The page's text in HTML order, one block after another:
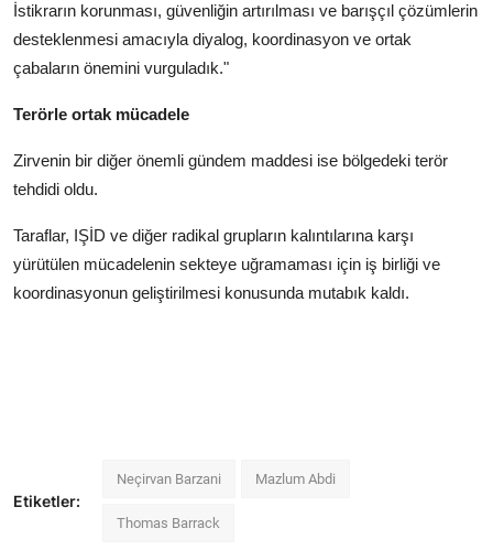
İstikrarın korunması, güvenliğin artırılması ve barışçıl çözümlerin
desteklenmesi amacıyla diyalog, koordinasyon ve ortak
çabaların önemini vurguladık."
Terörle ortak mücadele
Zirvenin bir diğer önemli gündem maddesi ise bölgedeki terör
tehdidi oldu.
Taraflar, IŞİD ve diğer radikal grupların kalıntılarına karşı
yürütülen mücadelenin sekteye uğramaması için iş birliği ve
koordinasyonun geliştirilmesi konusunda mutabık kaldı.
Etiketler:
Neçirvan Barzani Mazlum Abdi
Thomas Barrack